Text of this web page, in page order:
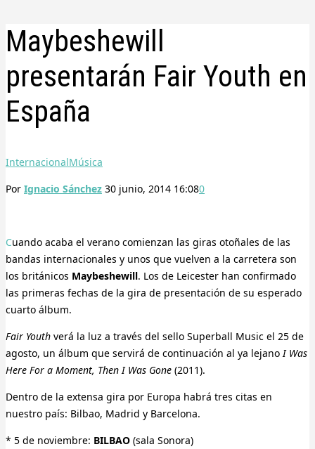
Maybeshewill
presentarán Fair Youth en
España
InternacionalMúsica
Por Ignacio Sánchez 30 junio, 2014 16:080
Cuando acaba el verano comienzan las giras otoñales de las
bandas internacionales y unos que vuelven a la carretera son
los británicos Maybeshewill. Los de Leicester han confirmado
las primeras fechas de la gira de presentación de su esperado
cuarto álbum.
Fair Youth verá la luz a través del sello Superball Music el 25 de
agosto, un álbum que servirá de continuación al ya lejano I Was
Here For a Moment, Then I Was Gone (2011).
Dentro de la extensa gira por Europa habrá tres citas en
nuestro país: Bilbao, Madrid y Barcelona.
* 5 de noviembre: BILBAO (sala Sonora)